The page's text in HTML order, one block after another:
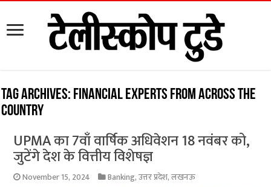
Tag Archives: financial experts from across the
country
UPMA का 7वाँ वार्षिक अधिवेशन 18 नवंबर को,
जुटेंगे देश के वित्तीय विशेषज्ञ
November 15, 2024 Banking,उत्तर प्रदेश,लखनऊ